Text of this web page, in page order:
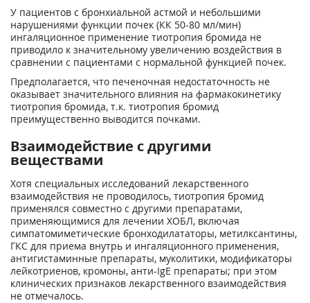
У пациентов с бронхиальной астмой и небольшими
нарушениями функции почек (КК 50-80 мл/мин)
ингаляционное применение тиотропия бромида не
приводило к значительному увеличению воздействия в
сравнении с пациентами с нормальной функцией почек.
Предполагается, что печеночная недостаточность не
оказывает значительного влияния на фармакокинетику
тиотропия бромида, т.к. тиотропия бромид
преимущественно выводится почками.
Взаимодействие с другими
веществами
Хотя специальных исследований лекарственного
взаимодействия не проводилось, тиотропия бромид
применялся совместно с другими препаратами,
применяющимися для лечении ХОБЛ, включая
симпатомиметические бронходилататоры, метилксантины,
ГКС для приема внутрь и ингаляционного применения,
антигистаминные препараты, муколитики, модификаторы
лейкотриенов, кромоны, анти-IgE препараты; при этом
клинических признаков лекарственного взаимодействия
не отмечалось.